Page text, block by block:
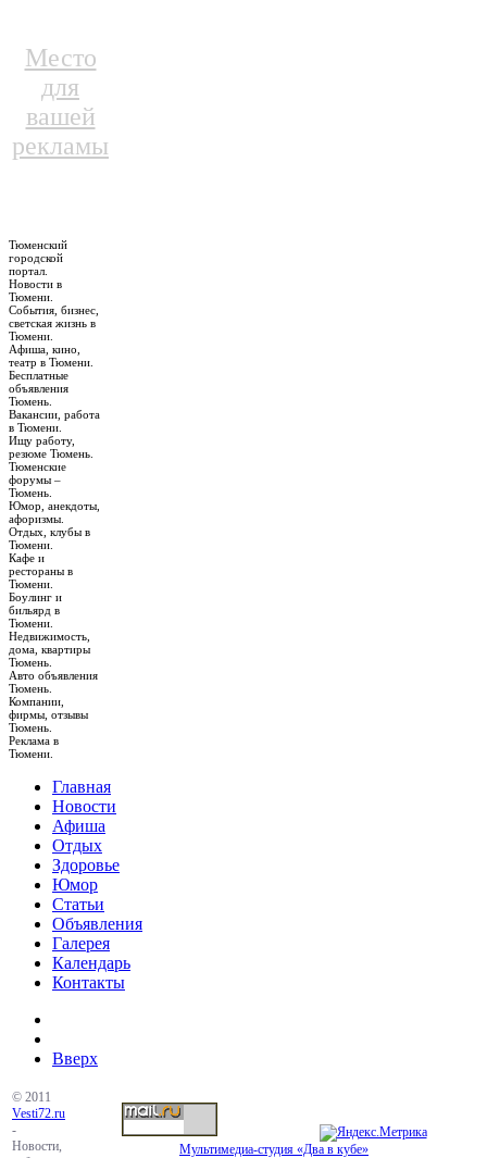
Место
для
вашей
рекламы
Тюменский
городской
портал.
Новости в
Тюмени.
События, бизнес,
светская жизнь в
Тюмени.
Афиша, кино,
театр в Тюмени.
Бесплатные
объявления
Тюмень.
Вакансии, работа
в Тюмени.
Ищу работу,
резюме Тюмень.
Тюменские
форумы –
Тюмень.
Юмор, анекдоты,
афоризмы.
Отдых, клубы в
Тюмени.
Кафе и
рестораны в
Тюмени.
Боулинг и
бильярд в
Тюмени.
Недвижимость,
дома, квартиры
Тюмень.
Авто объявления
Тюмень.
Компании,
фирмы, отзывы
Тюмень.
Реклама в
Тюмени.
Главная
Новости
Афиша
Отдых
Здоровье
Юмор
Статьи
Объявления
Галерея
Календарь
Контакты
Вверх
© 2011
Vesti72.ru
-
Новости,
Мультимедиа-студия «Два в кубе»